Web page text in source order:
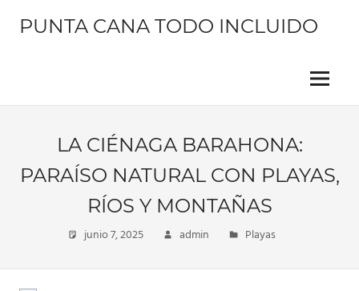
PUNTA CANA TODO INCLUIDO
hermoso
Menu
LA CIÉNAGA BARAHONA:
PARAÍSO NATURAL CON PLAYAS,
RÍOS Y MONTAÑAS
junio 7, 2025 admin Playas